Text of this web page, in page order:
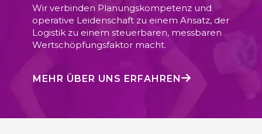
Wir verbinden Planungskompetenz und
operative Leidenschaft zu einem Ansatz, der
Logistik zu einem steuerbaren, messbaren
Wertschöpfungsfaktor macht.
MEHR ÜBER UNS ERFAHREN